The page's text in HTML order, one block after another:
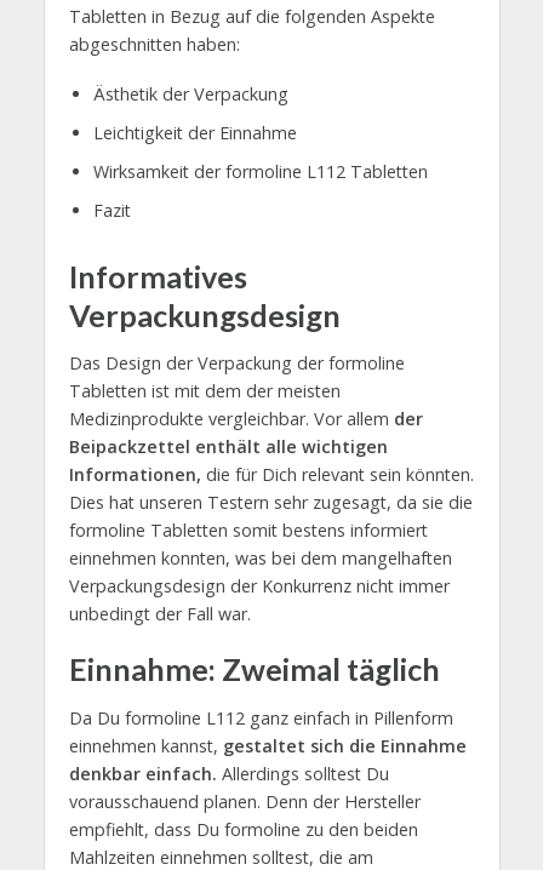
Tabletten in Bezug auf die folgenden Aspekte
abgeschnitten haben:
Ästhetik der Verpackung
Leichtigkeit der Einnahme
Wirksamkeit der formoline L112 Tabletten
Fazit
Informatives
Verpackungsdesign
Das Design der Verpackung der formoline
Tabletten ist mit dem der meisten
Medizinprodukte vergleichbar. Vor allem der
Beipackzettel enthält alle wichtigen
Informationen, die für Dich relevant sein könnten.
Dies hat unseren Testern sehr zugesagt, da sie die
formoline Tabletten somit bestens informiert
einnehmen konnten, was bei dem mangelhaften
Verpackungsdesign der Konkurrenz nicht immer
unbedingt der Fall war.
Einnahme: Zweimal täglich
Da Du formoline L112 ganz einfach in Pillenform
einnehmen kannst, gestaltet sich die Einnahme
denkbar einfach. Allerdings solltest Du
vorausschauend planen. Denn der Hersteller
empfiehlt, dass Du formoline zu den beiden
Mahlzeiten einnehmen solltest, die am